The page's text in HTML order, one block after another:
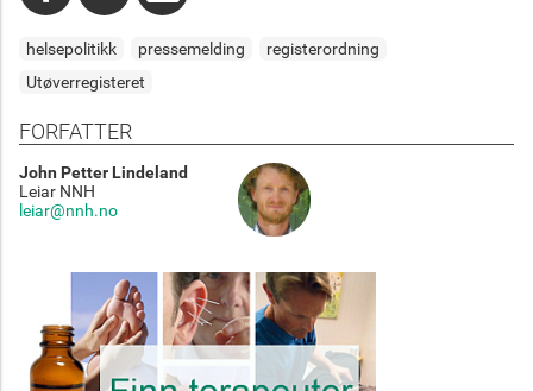
helsepolitikk pressemelding
registerordning
Utøverregisteret
FORFATTER
John Petter Lindeland
Leiar NNH
leiar@nnh.no